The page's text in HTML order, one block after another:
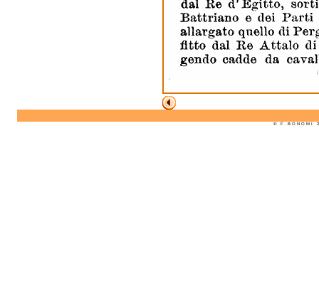
© F . B O N O M I 2